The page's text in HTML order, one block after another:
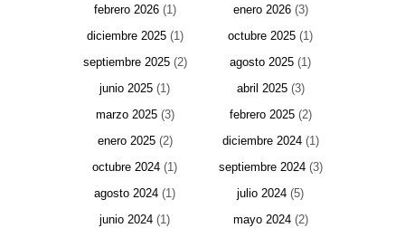
febrero 2026(1) enero 2026(3)
diciembre 2025(1) octubre 2025 (1)
septiembre 2025(2) agosto 2025 (1)
junio 2025 (1) abril 2025(3)
marzo 2025(3) febrero 2025(2)
enero 2025(2) diciembre 2024(1)
octubre 2024 (1) septiembre 2024(3)
agosto 2024 (1) julio 2024 (5)
junio 2024 (1) mayo 2024(2)